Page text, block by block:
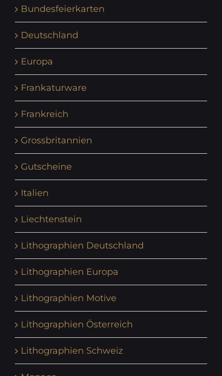
Bundesfeierkarten
Deutschland
Europa
Frankaturware
Frankreich
Grossbritannien
Gutscheine
Italien
Liechtenstein
Lithographien Deutschland
Lithographien Europa
Lithographien Motive
Lithographien Österreich
Lithographien Schweiz